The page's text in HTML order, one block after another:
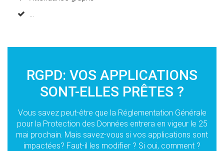
...
RGPD: VOS APPLICATIONS
SONT-ELLES PRÊTES ?
Vous savez peut-être que la Réglementation Générale
pour la Protection des Données entrera en vigeur le 25
mai prochain. Mais savez-vous si vos applications sont
impactées? Faut-il les modifier ? Si oui, comment ?